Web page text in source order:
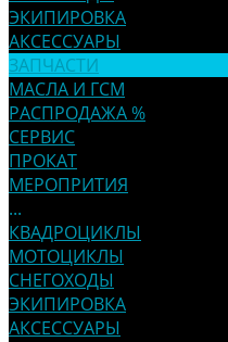
ЭКИПИРОВКА
АКСЕССУАРЫ
ЗАПЧАСТИ
МАСЛА И ГСМ
РАСПРОДАЖА %
СЕРВИС
ПРОКАТ
МЕРОПРИТИЯ
...
КВАДРОЦИКЛЫ
МОТОЦИКЛЫ
СНЕГОХОДЫ
ЭКИПИРОВКА
АКСЕССУАРЫ